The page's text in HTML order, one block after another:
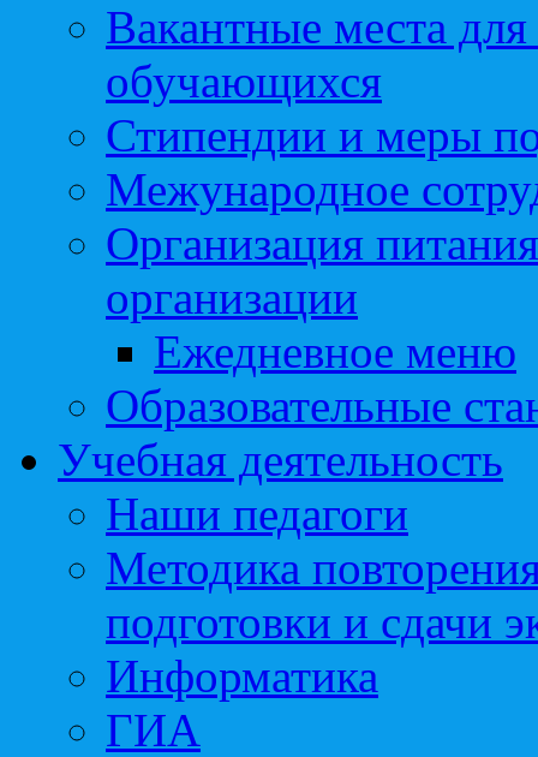
Вакантные места
обучающихся
Стипендии и меры
Межународное
Организация
организации
Ежедневное меню
Образовательные
Учебная деятельность
Наши педагоги
Методика
подготовки и сдачи
Информатика
ГИА